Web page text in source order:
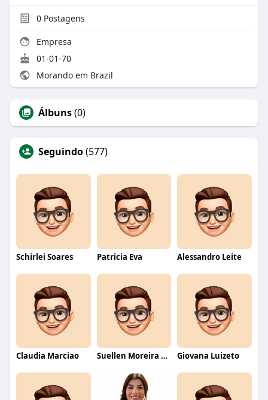
0Postagens
Empresa
01-01-70
Morando em Brazil
Álbuns(0)
Seguindo(577)
Schirlei Soares Patricia Eva Alessandro Leite
Claudia Marciao Suellen Moreira Parente de Oliveira Giovana Luizeto